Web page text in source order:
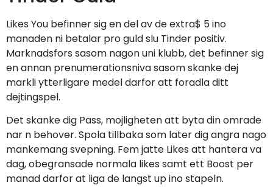
Likes You befinner sig en del av de extra$ 5 ino
manaden ni betalar pro guld slu Tinder positiv.
Marknadsfors sasom nagon uni klubb, det befinner sig
en annan prenumerationsniva sasom skanke dej
markli ytterligare medel darfor att foradla ditt
dejtingspel.
Det skanke dig Pass, mojligheten att byta din omrade
nar n behover. Spola tillbaka som later dig angra nago
mankemang svepning. Fem jatte Likes att hantera va
dag, obegransade normala likes samt ett Boost per
manad darfor at liga de langst up ino stapeln.